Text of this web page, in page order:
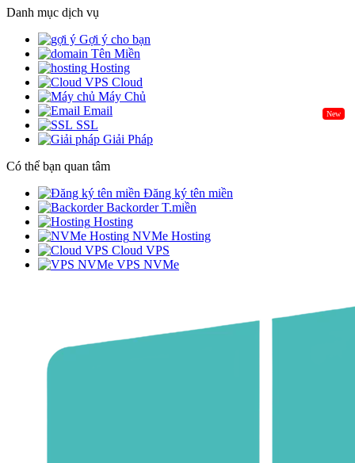
Danh mục dịch vụ
Gợi ý cho bạn
Tên Miền
Hosting
Cloud
Máy Chủ
New
Email
SSL
Giải Pháp
Có thể bạn quan tâm
Đăng ký tên miền
Backorder T.miền
Hosting
NVMe Hosting
Cloud VPS
VPS NVMe